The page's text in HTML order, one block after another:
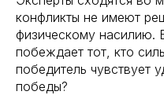
конфликты не имеют
физическому насилию.
побеждает тот, кто
победитель чувствует
победы?